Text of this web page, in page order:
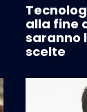
alla fine
saranno
scelte